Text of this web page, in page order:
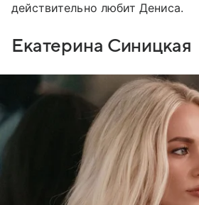
действительно любит Дениса.
Екатерина Синицкая